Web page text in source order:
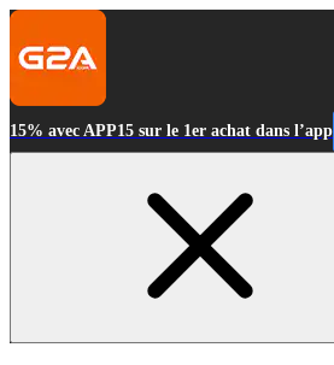
15% avec APP15 sur le 1er achat dans l’app